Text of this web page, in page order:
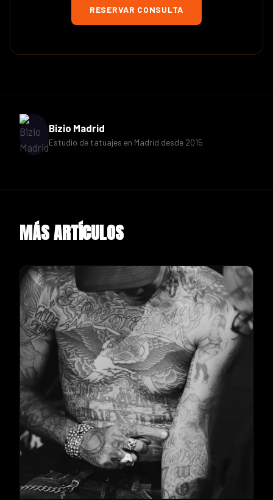
RESERVAR CONSULTA
Bizio Madrid
Estudio de tatuajes en Madrid desde 2015
MÁS ARTÍCULOS